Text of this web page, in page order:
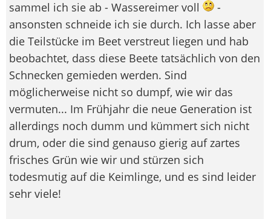
sammel ich sie ab - Wassereimer voll
-
ansonsten schneide ich sie durch. Ich lasse aber
die Teilstücke im Beet verstreut liegen und hab
beobachtet, dass diese Beete tatsächlich von den
Schnecken gemieden werden. Sind
möglicherweise nicht so dumpf, wie wir das
vermuten... Im Frühjahr die neue Generation ist
allerdings noch dumm und kümmert sich nicht
drum, oder die sind genauso gierig auf zartes
frisches Grün wie wir und stürzen sich
todesmutig auf die Keimlinge, und es sind leider
sehr viele!